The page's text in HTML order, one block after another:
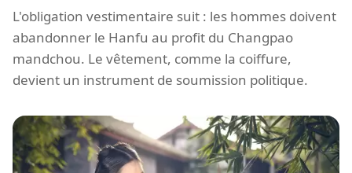
L'obligation vestimentaire suit : les hommes doivent
abandonner le Hanfu au profit du Changpao
mandchou. Le vêtement, comme la coiffure,
devient un instrument de soumission politique.